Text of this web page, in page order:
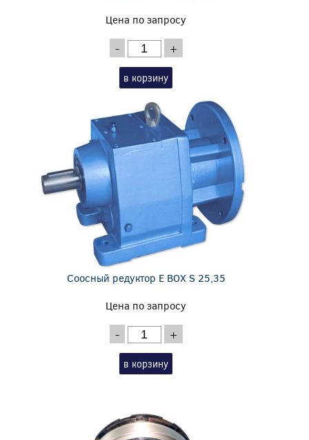
Цена по запросу
- +
в корзину
Соосный редуктор E BOX S 25,35
Цена по запросу
- +
в корзину